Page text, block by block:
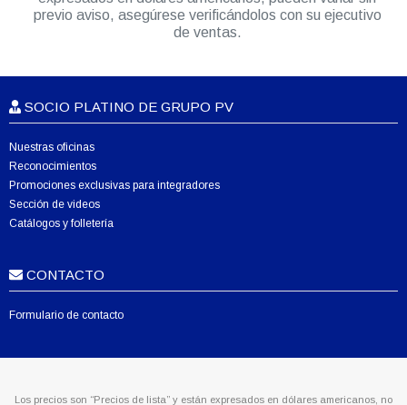
previo aviso, asegúrese verificándolos con su ejecutivo
de ventas.
SOCIO PLATINO DE GRUPO PV
Nuestras oficinas
Reconocimientos
Promociones exclusivas para integradores
Sección de videos
Catálogos y folletería
CONTACTO
Formulario de contacto
Los precios son “Precios de lista” y están expresados en dólares americanos, no